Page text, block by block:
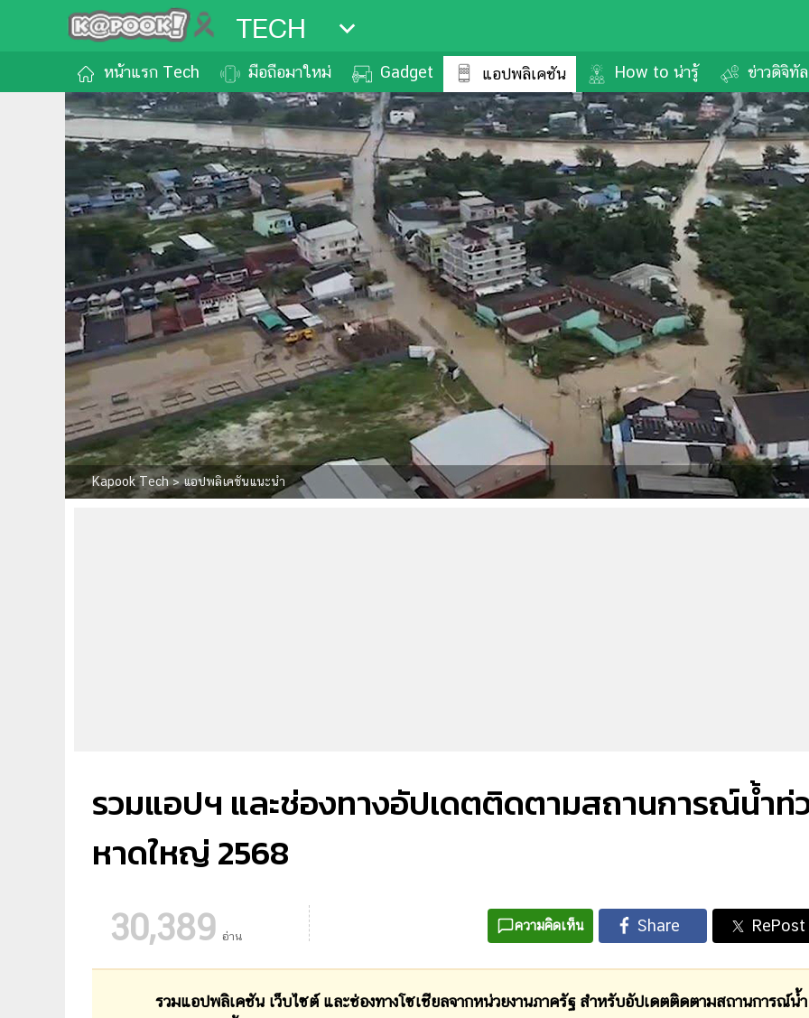
TECH
หน้าแรก Tech มือถือมาใหม่ Gadget แอปพลิเคชัน How to น่ารู้ ข่าวดิจิทั
Kapook Tech>แอปพลิเคชันแนะนำ
รวมแอปฯ และช่องทางอัปเดตติดตามสถานการณ์น้ำท่
หาดใหญ่ 2568
30,389 อ่าน
ความคิดเห็น
รวมแอปพลิเคชัน เว็บไซต์ และช่องทางโซเชียลจากหน่วยงานภาครัฐ สำหรับอัปเดตติดตามสถานการณ์น้ำ